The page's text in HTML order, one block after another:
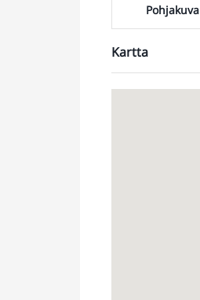
Pohjakuva
Kartta